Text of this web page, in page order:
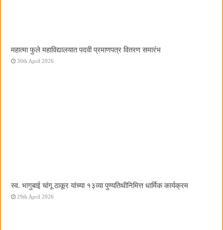
महात्मा फुले महाविद्यालयात पदवी प्रमाणपत्र वितरण समारंभ
30th April 2026
स्व. भागुबाई चांगू ठाकूर यांच्या १३व्या पुण्यतिथीनिमित्त धार्मिक कार्यक्रम
29th April 2026